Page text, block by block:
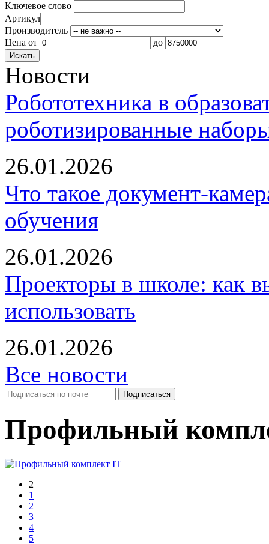
Ключевое слово
Артикул
Производитель
Цена от до
Новости
Робототехника в
роботизированные
26.01.2026
Что такое документ-
обучения
26.01.2026
Проекторы в школе: как
использовать
26.01.2026
Все новости
Профильный
2
1
2
3
4
5